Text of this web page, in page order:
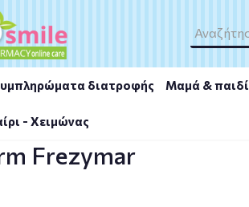
διατροφής Μαμά & παιδί
- Χειμώνας
Frezymar